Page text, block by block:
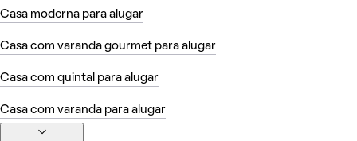
Casa moderna para alugar
Casa com varanda gourmet para alugar
Casa com quintal para alugar
Casa com varanda para alugar